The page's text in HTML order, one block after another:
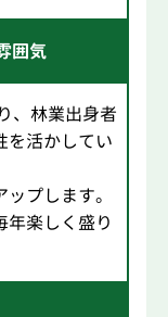
囲気
、林業出身者
を活かしてい
プします。
年楽しく盛り